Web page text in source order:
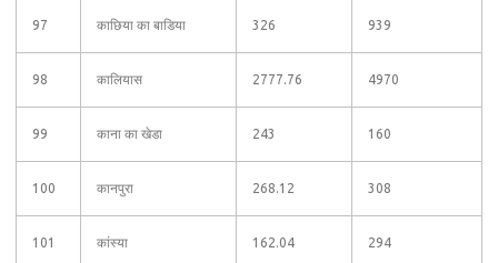
97 काछिया का बाडिया 326 939
98 कालियास 2777.76 4970
99 काना का खेडा 243 160
100 कानपुरा 268.12 308
101 कांस्या 162.04 294